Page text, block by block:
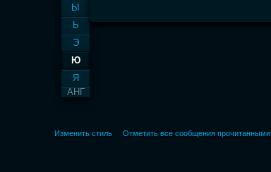
Ы
Ь
Э
Ю
Я
АНГ
Изменить стиль Отметить все сообщения прочитанными